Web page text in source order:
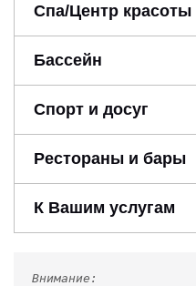
Спа/Центр красоты
Бассейн
Спорт и досуг
Рестораны и бары
К Вашим услугам
Внимание: